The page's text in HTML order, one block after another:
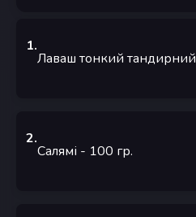
1.
Лаваш тонкий тандирний
2.
Салямі - 100 гр.